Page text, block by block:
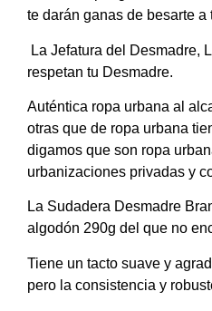
te darán ganas de besarte a
La Jefatura del Desmadre,
respetan tu Desmadre.
Auténtica ropa urbana al
otras que de ropa urbana
digamos que son ropa
urbanizaciones privadas y
La Sudadera Desmadre
algodón 290g del que no
Tiene un tacto suave y
pero la consistencia y